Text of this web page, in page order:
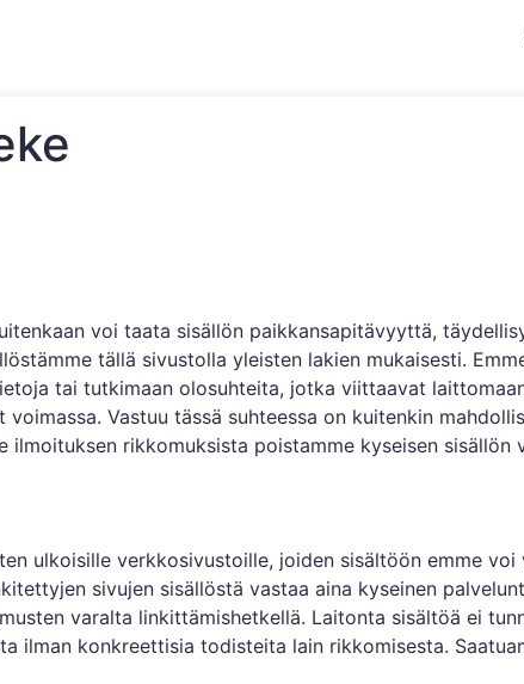
voi taata sisällön paikkansapitävyyttä,
tällä sivustolla yleisten lakien mukaisesti.
tai tutkimaan olosuhteita, jotka viittaavat
Vastuu tässä suhteessa on kuitenkin
ilmoituksen rikkomuksista poistamme kyseisen sisällön
ulkoisille verkkosivustoille, joiden sisältöön emme
sivujen sisällöstä vastaa aina kyseinen
varalta linkittämishetkellä. Laitonta sisältöä ei
ilman konkreettisia todisteita lain rikkomisesta.